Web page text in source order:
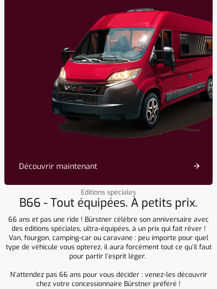
Découvrir maintenant
Editions spéciales
B66 - Tout équipées. À petits prix.
66 ans et pas une ride ! Bürstner célèbre son anniversaire avec
des éditions spéciales, ultra-équipées, à un prix qui fait rêver !
Van, fourgon, camping-car ou caravane : peu importe pour quel
type de véhicule vous opterez, il aura forcément tout ce qu’il faut
pour partir l’esprit léger.
N’attendez pas 66 ans pour vous décider : venez-les découvrir
chez votre concessionnaire Bürstner préféré !